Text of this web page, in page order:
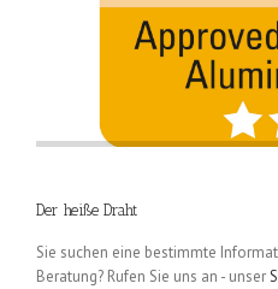
Der heiße Draht
Sie suchen eine bestimmte
Beratung? Rufen Sie uns an - unser